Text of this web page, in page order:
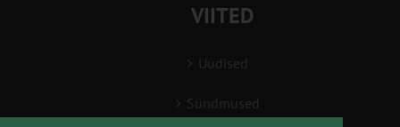
VIITED
Uudised
Sündmused